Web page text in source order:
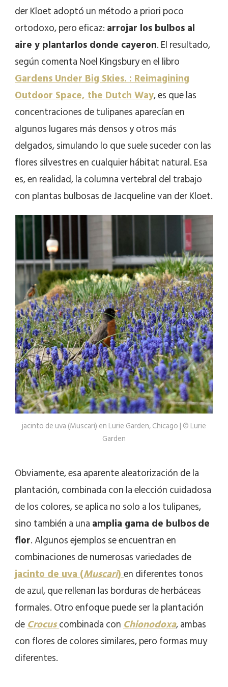
der Kloet adoptó un método a priori poco
ortodoxo, pero eficaz:arrojar los bulbos al
aire y plantarlos donde cayeron. El resultado,
según comenta Noel Kingsbury en el libro
Gardens Under Big Skies. : Reimagining
Outdoor Space, the Dutch Way, es que las
concentraciones de tulipanes aparecían en
algunos lugares más densos y otros más
delgados, simulando lo que suele suceder con las
flores silvestres en cualquier hábitat natural. Esa
es, en realidad, la columna vertebral del trabajo
con plantas bulbosas de Jacqueline van der Kloet.
jacinto de uva (Muscari) en Lurie Garden, Chicago | © Lurie
Garden
Obviamente, esa aparente aleatorización de la
plantación, combinada con la elección cuidadosa
de los colores, se aplica no solo a los tulipanes,
sino también a unaamplia gama de bulbosde
flor. Algunos ejemplos se encuentran en
combinaciones de numerosas variedades de
jacinto de uva (Muscari)en diferentes tonos
de azul, que rellenan las borduras de herbáceas
formales. Otro enfoque puede ser la plantación
deCrocuscombinada conChionodoxa, ambas
con flores de colores similares, pero formas muy
diferentes.